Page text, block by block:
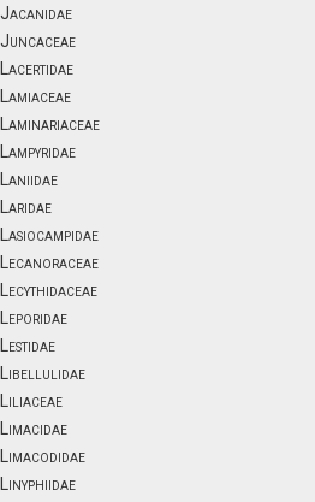
Jacanidae
Juncaceae
Lacertidae
Lamiaceae
Laminariaceae
Lampyridae
Laniidae
Laridae
Lasiocampidae
Lecanoraceae
Lecythidaceae
Leporidae
Lestidae
Libellulidae
Liliaceae
Limacidae
Limacodidae
Linyphiidae